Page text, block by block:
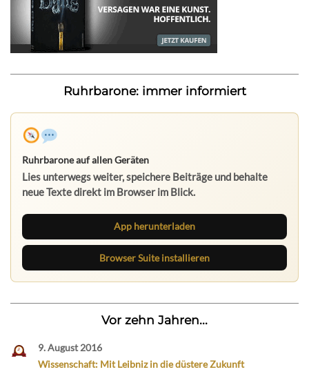
Ruhrbarone: immer informiert
Ruhrbarone auf allen Geräten
Lies unterwegs weiter, speichere Beiträge und behalte
neue Texte direkt im Browser im Blick.
App herunterladen
Browser Suite installieren
Vor zehn Jahren...
9. August 2016
Wissenschaft: Mit Leibniz in die düstere Zukunft